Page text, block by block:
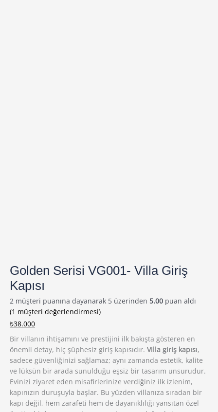
Golden Serisi VG001- Villa Giriş
Kapısı
2 müşteri puanına dayanarak 5 üzerinden 5.00 puan aldı
(1 müşteri değerlendirmesi)
₺38.000
Bir villanın ihtişamını ve prestijini ilk bakışta gösteren en
önemli detay, hiç şüphesiz giriş kapısıdır. Villa giriş kapısı,
sadece güvenliğinizi sağlamaz; aynı zamanda estetik, kalite
ve lüksün bir arada sunulduğu eşsiz bir tasarım unsurudur.
Evinizi ziyaret eden misafirlerinize verdiğiniz ilk izlenim,
kapınızın duruşuyla başlar. Bu yüzden villanıza sıradan bir
kapı değil, hem zarafeti hem de dayanıklılığı yansıtan özel